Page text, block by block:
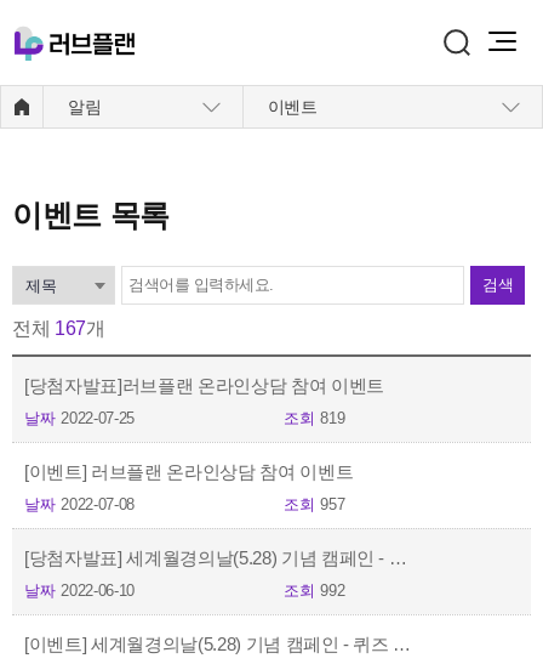
알림 이벤트
이벤트목록
검색
전체 167개
[당첨자발표]러브플랜 온라인상담 참여 이벤트
날짜 2022-07-25 조회 819
[이벤트] 러브플랜 온라인상담 참여 이벤트
날짜 2022-07-08 조회 957
[당첨자발표] 세계월경의날(5.28) 기념 캠페인 - 퀴즈 이벤트
날짜 2022-06-10 조회 992
[이벤트] 세계월경의날(5.28) 기념 캠페인 - 퀴즈 이벤트